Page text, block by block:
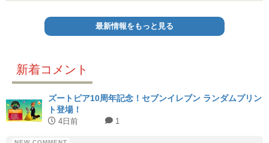
最新情報をもっと見る
新着コメント
ズートピア10周年記念！セブンイレブン ランダムプリン
ト登場！
4日前 1